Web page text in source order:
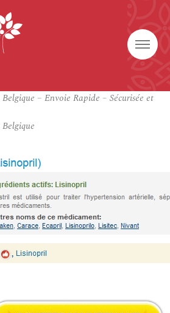
– Envoie Rapide – Sécurisée et